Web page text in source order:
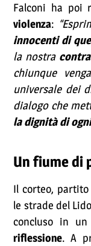
Falconi ha poi
violenza:
innocenti di
la nostra
chiunque
universale dei
dialogo che
la dignità di
Un fiume di
Il corteo,
le strade del
concluso in
riflessione. A